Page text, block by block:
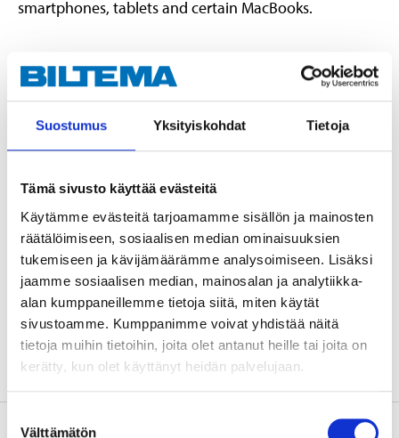
Suostumus Yksityiskohdat Tietoja
Tämä sivusto käyttää evästeitä
Käytämme evästeitä tarjoamamme sisällön ja mainosten
räätälöimiseen, sosiaalisen median ominaisuuksien
tukemiseen ja kävijämäärämme analysoimiseen. Lisäksi
jaamme sosiaalisen median, mainosalan ja analytiikka-
alan kumppaneillemme tietoja siitä, miten käytät
sivustoamme. Kumppanimme voivat yhdistää näitä
tietoja muihin tietoihin, joita olet antanut heille tai joita on
kerätty, kun olet käyttänyt heidän palvelujaan.
Välttämätön
smartphones, tablets and certain MacBooks.
Technical specifications
Windows 8.1, 8, 7, Vista, XP,
v.2.6.x+ and Chrome OS.
Storage capacity
Write/read speed
<140/55 MB/s
Length
31,5 mm
12,4 mm
Thickness
6,5 mm